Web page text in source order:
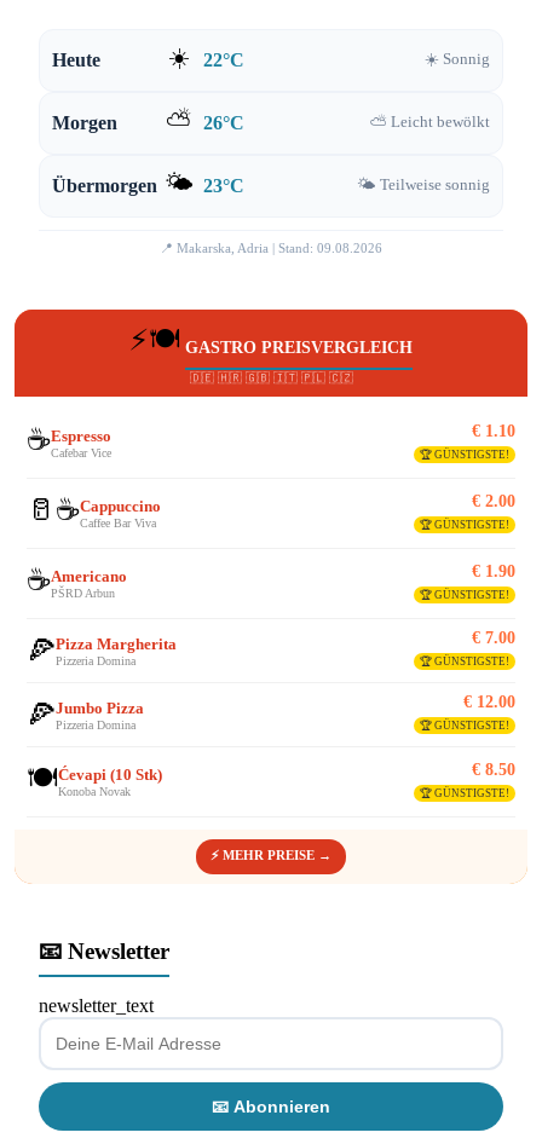
Heute ☀️ 22°C ☀️ Sonnig
Morgen ⛅ 26°C ⛅ Leicht bewölkt
Übermorgen 🌤️ 23°C 🌤️ Teilweise sonnig
📍 Makarska, Adria | Stand: 09.08.2026
⚡🍽️ GASTRO PREISVERGLEICH
🇩🇪 🇭🇷 🇬🇧 🇮🇹 🇵🇱 🇨🇿
☕Espresso
Cafebar Vice
€ 1.10
🏆 GÜNSTIGSTE!
🥛☕Cappuccino
Caffee Bar Viva
€ 2.00
🏆 GÜNSTIGSTE!
☕Americano
PŠRD Arbun
€ 1.90
🏆 GÜNSTIGSTE!
🍕Pizza Margherita
Pizzeria Domina
€ 7.00
🏆 GÜNSTIGSTE!
🍕Jumbo Pizza
Pizzeria Domina
€ 12.00
🏆 GÜNSTIGSTE!
🍽️Ćevapi (10 Stk)
Konoba Novak
€ 8.50
🏆 GÜNSTIGSTE!
⚡ MEHR PREISE →
📧 Newsletter
newsletter_text
📧 Abonnieren